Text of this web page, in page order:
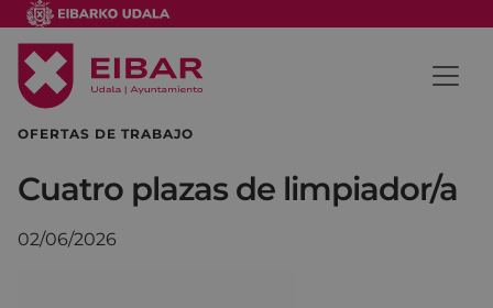
OFERTAS DE TRABAJO
Cuatro plazas de limpiador/a
02/06/2026